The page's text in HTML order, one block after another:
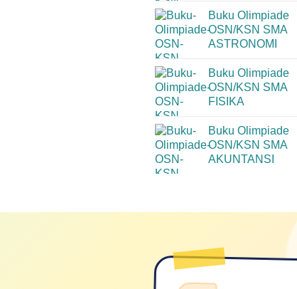
Buku Olimpiade
OSN/KSN SMA
ASTRONOMI
Buku Olimpiade
OSN/KSN SMA
FISIKA
Buku Olimpiade
OSN/KSN SMA
AKUNTANSI